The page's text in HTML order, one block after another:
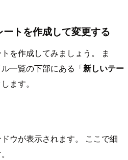
ートを作成して変更する
を作成してみましょう。 ま
一覧の下部にある「新しいテー
ます。
ウが表示されます。 ここで細